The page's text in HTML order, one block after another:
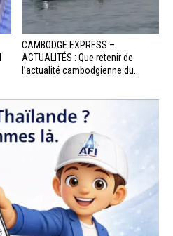
CAMBODGE EXPRESS –
ACTUALITÉS : Que retenir de
l’actualité cambodgienne du...